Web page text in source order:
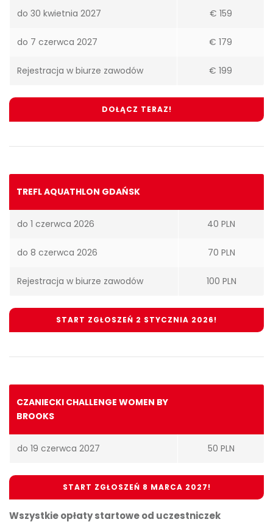
do 30 kwietnia 2027 € 159
do 7 czerwca 2027 € 179
Rejestracja w biurze zawodów € 199
DOŁĄCZ TERAZ!
TREFL AQUATHLON GDAŃSK
do 1 czerwca 2026 40 PLN
do 8 czerwca 2026 70 PLN
Rejestracja w biurze zawodów 100 PLN
START ZGŁOSZEŃ 2 STYCZNIA 2026!
CZANIECKI CHALLENGE WOMEN BY
BROOKS
do 19 czerwca 2027 50 PLN
START ZGŁOSZEŃ 8 MARCA 2027!
Wszystkie opłaty startowe od uczestniczek